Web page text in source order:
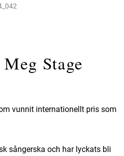
Stage
vunnit internationellt pris som
sångerska och har lyckats bli